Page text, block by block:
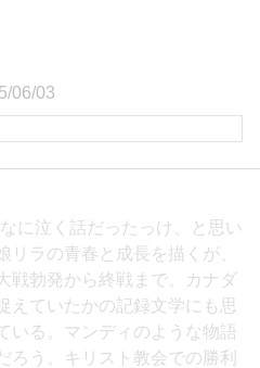
06/03
に泣く話だったっけ、と思い
リラの青春と成長を描くが、
戦勃発から終戦まで。カナダ
えていたかの記録文学にも思
いる。マンディのような物語
ろう。キリスト教会での勝利